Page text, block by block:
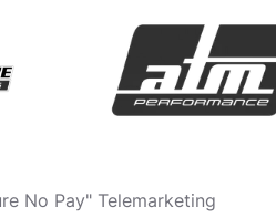
No Pay" Telemarketing